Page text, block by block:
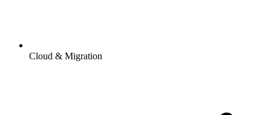
Cloud & Migration